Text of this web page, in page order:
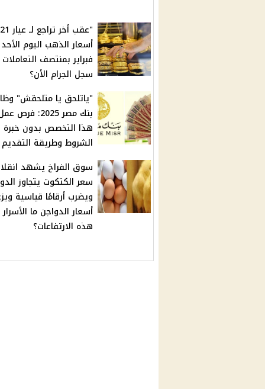
فبراير بمنتصف
سجل الجرام الأن؟
"ياتلحق يا متلحقش"
بنك مصر 2025:
هذا التخصص بدون خبرة
الشروط وطريقة التقديم
سوق الفراخ يشهد
سعر الكتكوت يتجاوز
ويضرب أرقامًا قياسية
أسعار الدواجن ما الأسرار
هذه الارتفاعات؟